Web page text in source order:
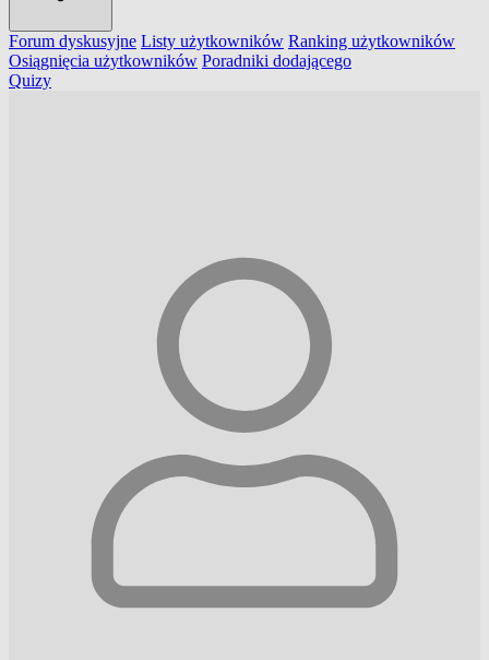
Forum dyskusyjne Listy użytkowników Ranking użytkowników
Osiągnięcia użytkowników Poradniki dodającego
Quizy